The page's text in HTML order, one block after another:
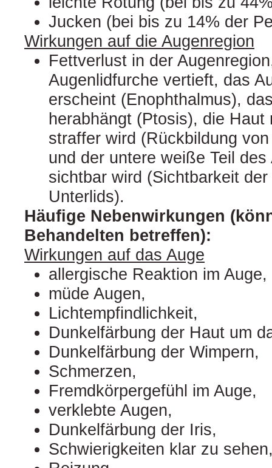
Jucken (bei bis zu 14% der
Wirkungen auf die Augenregion
Fettverlust in der
Augenlidfurche vertieft, das
erscheint (Enophthalmus),
herabhängt (Ptosis), die Haut
straffer wird (Rückbildung
und der untere weiße Teil
sichtbar wird (Sichtbarkeit
Unterlids).
Häufige Nebenwirkungen
Behandelten betreffen):
Wirkungen auf das Auge
allergische Reaktion im Auge,
müde Augen,
Lichtempfindlichkeit,
Dunkelfärbung der Haut um
Dunkelfärbung der Wimpern,
Schmerzen,
Fremdkörpergefühl im Auge,
verklebte Augen,
Dunkelfärbung der Iris,
Schwierigkeiten klar zu